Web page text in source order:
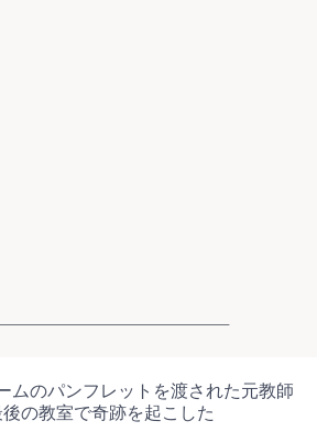
ムのパンフレットを渡された元教師
の教室で奇跡を起こした